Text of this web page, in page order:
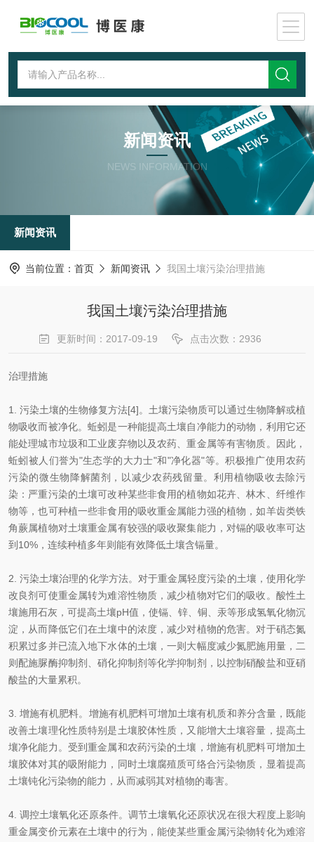
新闻资讯
NEWS INFORMATION
新闻资讯
当前位置： 首页 新闻资讯 我国土壤污染治理措施
我国土壤污染治理措施
更新时间：2017-09-19 点击次数：2936
治理措施
1. 污染土壤的生物修复方法[4]。土壤污染物质可以通过生物降解或植
物吸收而被净化。蚯蚓是一种能提高土壤自净能力的动物，利用它还
能处理城市垃圾和工业废弃物以及农药、重金属等有害物质。因此，
蚯蚓被人们誉为"生态学的大力士"和"净化器"等。积极推广使用农药
污染的微生物降解菌剂，以减少农药残留量。利用植物吸收去除污
染：严重污染的土壤可改种某些非食用的植物如花卉、林木、纤维作
物等，也可种植一些非食用的吸收重金属能力强的植物，如羊齿类铁
角蕨属植物对土壤重金属有较强的吸收聚集能力，对镉的吸收率可达
到10%，连续种植多年则能有效降低土壤含镉量。
2. 污染土壤治理的化学方法。对于重金属轻度污染的土壤，使用化学
改良剂可使重金属转为难溶性物质，减少植物对它们的吸收。酸性土
壤施用石灰，可提高土壤pH值，使镉、锌、铜、汞等形成氢氧化物沉
淀，从而降低它们在土壤中的浓度，减少对植物的危害。对于硝态氮
积累过多并已流入地下水体的土壤，一则大幅度减少氮肥施用量，二
则配施脲酶抑制剂、硝化抑制剂等化学抑制剂，以控制硝酸盐和亚硝
酸盐的大量累积。
3. 增施有机肥料。增施有机肥料可增加土壤有机质和养分含量，既能
改善土壤理化性质特别是土壤胶体性质，又能增大土壤容量，提高土
壤净化能力。受到重金属和农药污染的土壤，增施有机肥料可增加土
壤胶体对其的吸附能力，同时土壤腐殖质可络合污染物质，显着提高
土壤钝化污染物的能力，从而减弱其对植物的毒害。
4. 调控土壤氧化还原条件。调节土壤氧化还原状况在很大程度上影响
重金属变价元素在土壤中的行为，能使某些重金属污染物转化为难溶